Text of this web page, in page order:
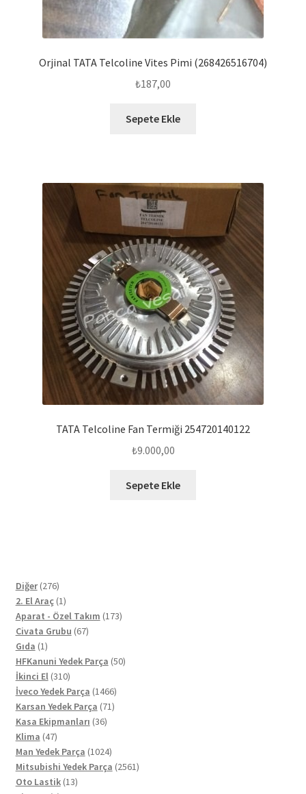
Orjinal TATA Telcoline Vites Pimi (268426516704)
₺187,00
Sepete Ekle
TATA Telcoline Fan Termiği 254720140122
₺9.000,00
Sepete Ekle
Diğer 276276
ürün
2. El Araç 11
ürün
Aparat - Özel Takım 173173
Civata Grubu 6767
Gıda 11
ürün
HFKanuni Yedek Parça 5050
İkinci El 310310
ürün
İveco Yedek Parça 14661466
ürün
Karsan Yedek Parça 7171
Kasa Ekipmanları 3636
Klima 4747
ürün
Man Yedek Parça 10241024
ürün
Mitsubishi Yedek Parça 25612561
Oto Lastik 1313